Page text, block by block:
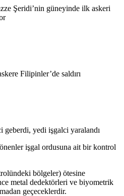
Şeridi’nin güneyinde ilk askeri
Filipinler’de saldırı
geberdi, yedi işgalci yaralandı
işgal ordusuna ait bir kontrol
bölgeler) ötesine
metal dedektörleri ve biyometrik
geçeceklerdir.